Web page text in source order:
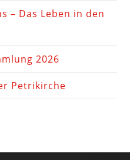
– Das Leben in den
2026
Petrikirche